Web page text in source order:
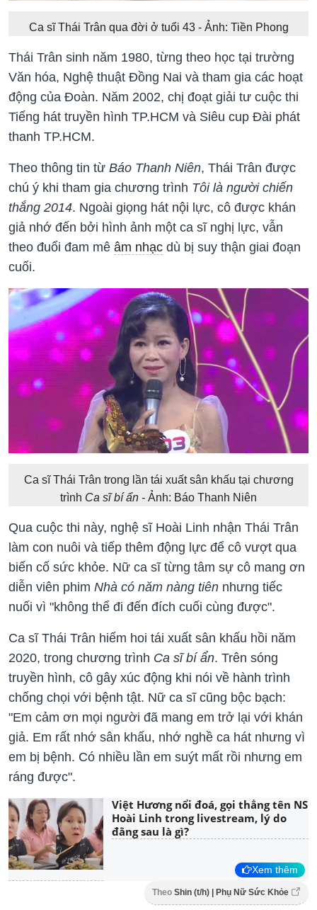
Ca sĩ Thái Trân qua đời ở tuổi 43 - Ảnh: Tiền Phong
Thái Trân sinh năm 1980, từng theo học tại trường
Văn hóa, Nghệ thuật Đồng Nai và tham gia các hoạt
động của Đoàn. Năm 2002, chị đoạt giải tư cuộc thi
Tiếng hát truyền hình TP.HCM và Siêu cup Đài phát
thanh TP.HCM.
Theo thông tin từ Báo Thanh Niên, Thái Trân được
chú ý khi tham gia chương trình Tôi là người chiến
thắng 2014. Ngoài giọng hát nội lực, cô được khán
giả nhớ đến bởi hình ảnh một ca sĩ nghị lực, vẫn
theo đuổi đam mê âm nhạc dù bị suy thận giai đoạn
cuối.
Ca sĩ Thái Trân trong lần tái xuất sân khấu tại chương
trình Ca sĩ bí ẩn - Ảnh: Báo Thanh Niên
Qua cuộc thi này, nghệ sĩ Hoài Linh nhận Thái Trân
làm con nuôi và tiếp thêm động lực để cô vượt qua
biến cố sức khỏe. Nữ ca sĩ từng tâm sự cô mang ơn
diễn viên phim Nhà có năm nàng tiên nhưng tiếc
nuối vì "không thể đi đến đích cuối cùng được".
Ca sĩ Thái Trân hiếm hoi tái xuất sân khấu hồi năm
2020, trong chương trình Ca sĩ bí ẩn. Trên sóng
truyền hình, cô gây xúc động khi nói về hành trình
chống chọi với bệnh tật. Nữ ca sĩ cũng bộc bạch:
"Em cảm ơn mọi người đã mang em trở lại với khán
giả. Em rất nhớ sân khấu, nhớ nghề ca hát nhưng vì
em bị bệnh. Có nhiều lần em suýt mất rồi nhưng em
ráng được".
Việt Hương nổi đoá, gọi thẳng tên NS
Hoài Linh trong livestream, lý do
đằng sau là gì?
Xem thêm
Theo Shin (t/h) | Phụ Nữ Sức Khỏe